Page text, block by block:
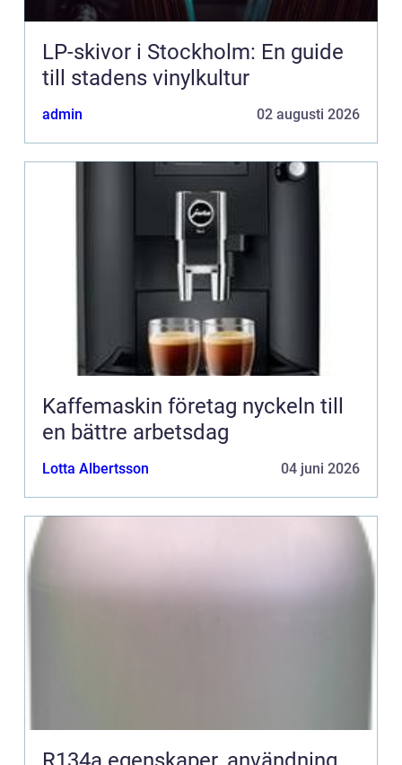
LP-skivor i Stockholm: En guide
till stadens vinylkultur
admin 02 augusti 2026
Kaffemaskin företag nyckeln till
en bättre arbetsdag
Lotta Albertsson 04 juni 2026